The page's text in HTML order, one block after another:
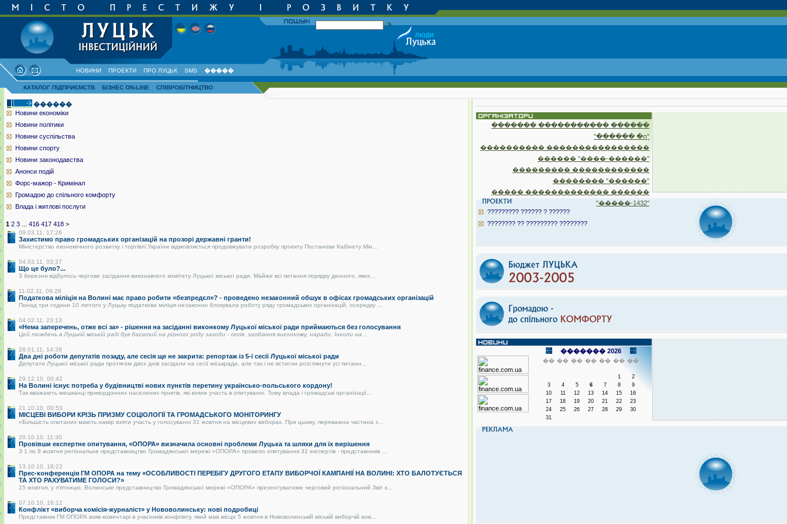
НОВИНИ ПРОЕКТИ ПРО ЛУЦЬК SMS �����
КАТАЛОГ ПІДПРИЄМСТВ БІЗНЕС ON-LINE СПІВРОБІТНИЦТВО
������
Новини економіки
Новини політики
Новини суспільства
Новини спорту
Новини законодавства
Анонси подій
Форс-мажор - Кримінал
Громадою до спільного комфорту
Влада і житлові послуги
1 2 3 416 417 418 >
09.03.11, 17:26
Захистимо право громадських організацій на прозорі державні гранти!
Міністерство економічного розвитку і торгівлі України відмовляється продовжувати розробку проекту Постанови Кабінету Мін...
04.03.11, 03:37
Що це було?...
3 березня відбулось чергове засідання виконавчого комітету Луцької міської ради. Майже всі питання порядку денного, яких...
11.02.11, 09:28
Податкова міліція на Волині має право робити «безпредєл»? - проведено незаконний обшук в офісах громадських організацій
Понад три години 10 лютого у Луцьку податкова міліція незаконно блокувала роботу ряду громадських організацій, осередку ...
04.02.11, 23:13
«Нема заперечень, отже всі за» - рішення на засіданні виконкому Луцької міської ради приймаються без голосування
Цей тиждень в Луцькій міській раді був багатий на різного роду заходи - сесія, засідання виконкому, наради. Інколи на...
28.01.11, 14:38
Два дні роботи депутатів позаду, але сесія ще не закрита: репортаж із 5-ї сесії Луцької міської ради
Депутати Луцької міської ради протягом двох днів засідали на сесії міськради, але так і не встигли розглянути усі питанн...
29.12.10, 00:42
На Волині існує потреба у будівництві нових пунктів перетину українсько-польського кордону!
Так вважають мешканці прикордонних населених пунктів, які взяли участь в опитуванні. Тому влада і громадські організації...
21.10.10, 00:53
МІСЦЕВІ ВИБОРИ КРІЗЬ ПРИЗМУ СОЦІОЛОГІЇ ТА ГРОМАДСЬКОГО МОНІТОРИНГУ
«Більшість опитаних мають намір взяти участь у голосуванні 31 жовтня на місцевих виборах. При цьому, переважна частина з...
20.10.10, 11:30
Провівши експертне опитування, «ОПОРА» визначила основні проблеми Луцька та шляхи для їх вирішення
З 1 по 8 жовтня регіональне представництво Громадянської мережі «ОПОРА» провело опитування 32 експертів - представників ...
13.10.10, 18:22
Прес-конференція ГМ ОПОРА на тему «ОСОБЛИВОСТІ ПЕРЕБІГУ ДРУГОГО ЕТАПУ ВИБОРЧОЇ КАМПАНІЇ НА ВОЛИНІ: ХТО БАЛОТУЄТЬСЯ
ТА ХТО РАХУВАТИМЕ ГОЛОСИ?»
15 жовтня, у п’ятницю, Волинське представництво Громадянської мережі «ОПОРА» презентуватиме черговий регіональний Звіт к...
07.10.10, 16:12
Конфлікт «виборча комісія-журналіст» у Нововолинську: нові подробиці
Представник ГМ ОПОРА взяв коментарі в учасників конфлікту, який мав місце 5 жовтня в Нововолинській міській виборчій ком...
������� ����������� ������
"������ �ղ"
���������� ����������������
������ "����-������"
��������� ������������
�������� "������"
����� ������������� ������
"�����-1432"
????????? ?????? ? ??????
???????? ?? ????????? ????????
������� 2026
�� �� �� �� �� �� ��
1
2
3
4 5 6 7 8
9
10
11 12 13 14 15
16
17
18 19 20 21 22
23
24
25 26 27 28 29
30
31